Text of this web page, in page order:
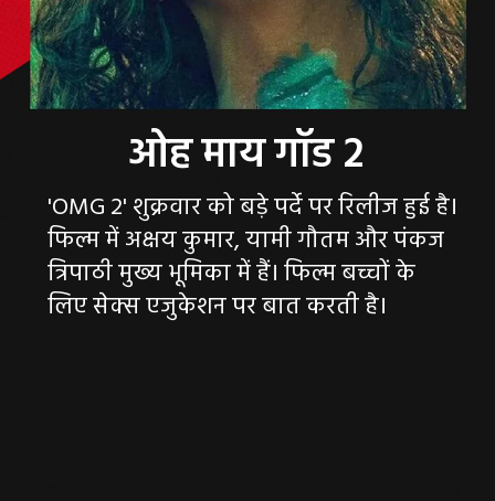
'OMG 2' शुक्रवार को बड़े पर्दे पर रिलीज हुई है।
फिल्म में अक्षय कुमार, यामी गौतम और पंकज
त्रिपाठी मुख्य भूमिका में हैं। फिल्म बच्चों के